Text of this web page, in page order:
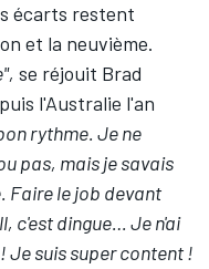
écarts restent
et la neuvième.
se réjouit Brad
l'Australie l'an
rythme. Je ne
pas, mais je savais
Faire le job devant
c'est dingue… Je n'ai
Je suis super content !